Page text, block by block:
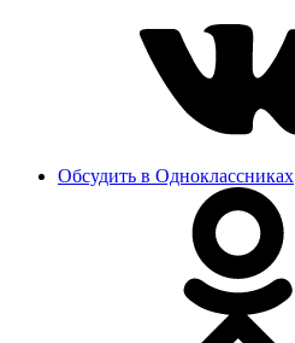
Обсудить в Одноклассниках